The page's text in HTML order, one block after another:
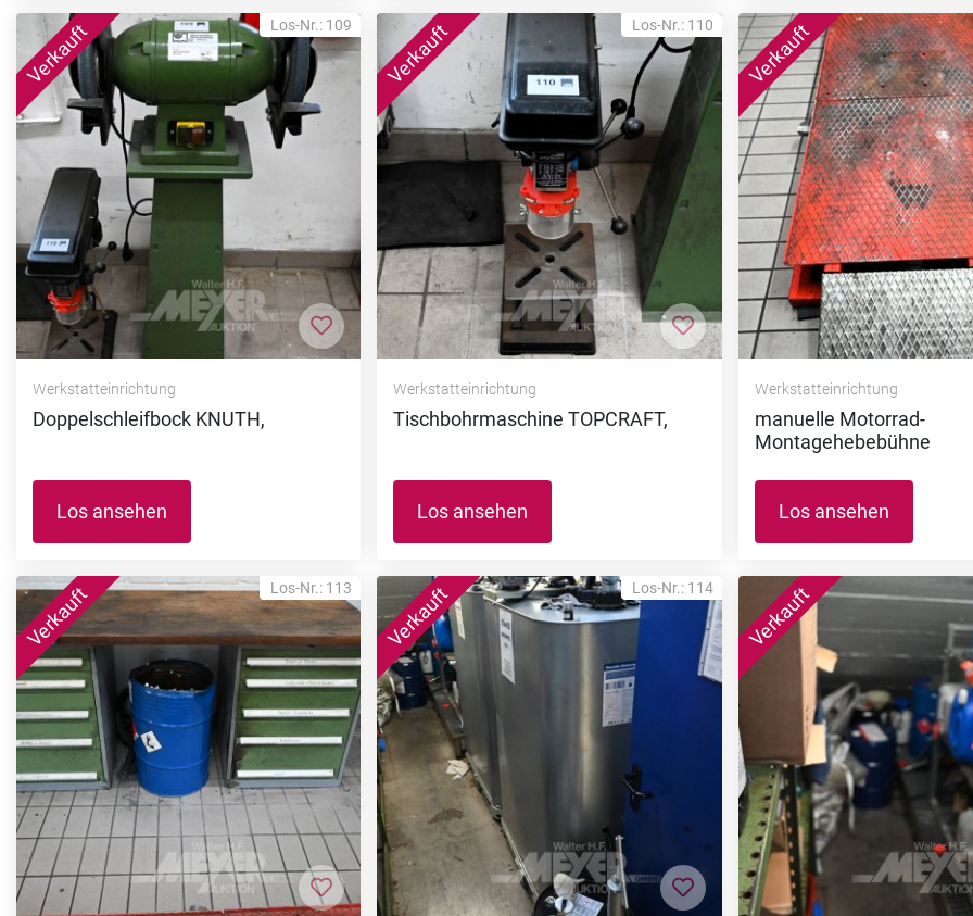
Los-Nr.: 109
Zur Merkliste hinzufügen
Werkstatteinrichtung
Doppelschleifbock KNUTH,
Los ansehen
Los-Nr.: 110
Zur Merkliste hinzufügen
Werkstatteinrichtung
Tischbohrmaschine TOPCRAFT,
Los ansehen
Werkstatteinrichtung
manuelle Motorrad-
Montagehebebühne
Los ansehen
Los-Nr.: 113
Zur Merkliste hinzufügen
Los-Nr.: 114
Zur Merkliste hinzufügen